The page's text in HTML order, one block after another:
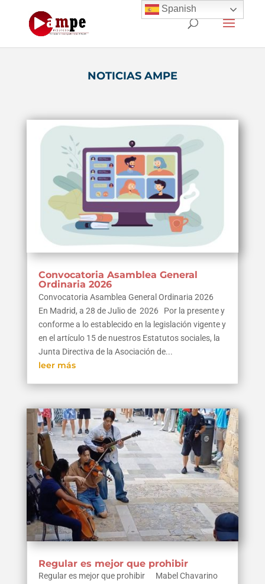
NOTICIAS AMPE
Convocatoria Asamblea General
Ordinaria 2026
Convocatoria Asamblea General Ordinaria 2026
En Madrid, a 28 de Julio de 2026 Por la presente y
conforme a lo establecido en la legislación vigente y
en el artículo 15 de nuestros Estatutos sociales, la
Junta Directiva de la Asociación de...
leer más
Regular es mejor que prohibir
Regular es mejor que prohibir Mabel Chavarino
Spanish